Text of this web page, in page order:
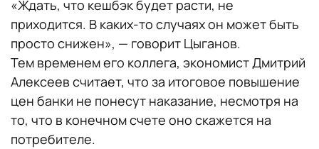
«Ждать, что кешбэк будет расти, не
приходится. В каких-то случаях он может быть
просто снижен», — говорит Цыганов.
Тем временем его коллега, экономист Дмитрий
Алексеев считает, что за итоговое повышение
цен банки не понесут наказание, несмотря на
то, что в конечном счете оно скажется на
потребителе.